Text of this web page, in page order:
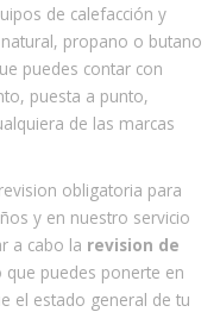
de calefacción y
propano o butano
puedes contar con
puesta a punto,
de las marcas
obligatoria para
y en nuestro servicio
a cabo la revision de
que puedes ponerte en
el estado general de tu